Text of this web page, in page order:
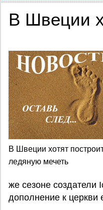
В Швеции
В Швеции хотят
ледяную мечеть
же сезоне создатели
дополнение к